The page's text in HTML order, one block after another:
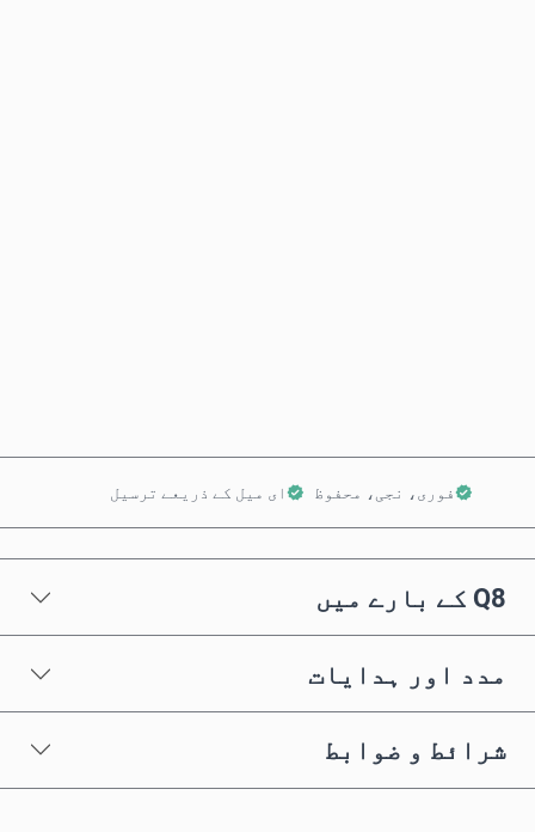
فوری، نجی، محفوظ ای میل کے ذریعے ترسیل
Q8 کے بارے میں
مدد اور ہدایات
شرائط و ضوابط